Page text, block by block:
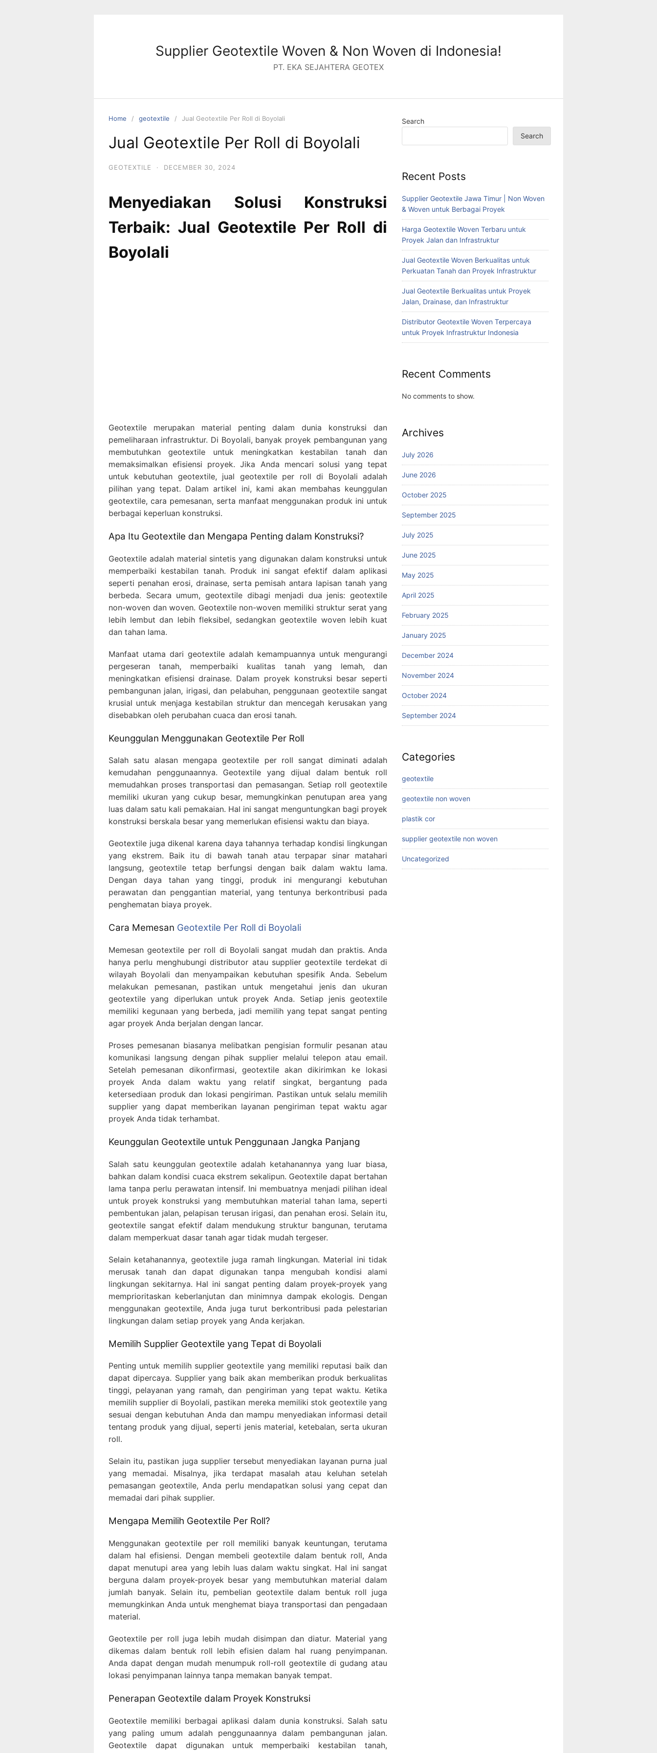
Supplier Geotextile Woven & Non Woven di Indonesia!
PT. EKA SEJAHTERA GEOTEX
Home geotextile Jual Geotextile Per Roll di Boyolali
Jual Geotextile Per Roll di Boyolali
GEOTEXTILE · DECEMBER 30, 2024
Menyediakan Solusi Konstruksi
Terbaik: Jual Geotextile Per Roll di
Boyolali
Geotextile merupakan material penting dalam dunia konstruksi dan
pemeliharaan infrastruktur. Di Boyolali, banyak proyek pembangunan yang
membutuhkan geotextile untuk meningkatkan kestabilan tanah dan
memaksimalkan efisiensi proyek. Jika Anda mencari solusi yang tepat
untuk kebutuhan geotextile, jual geotextile per roll di Boyolali adalah
pilihan yang tepat. Dalam artikel ini, kami akan membahas keunggulan
geotextile, cara pemesanan, serta manfaat menggunakan produk ini untuk
berbagai keperluan konstruksi.
Apa Itu Geotextile dan Mengapa Penting dalam Konstruksi?
Geotextile adalah material sintetis yang digunakan dalam konstruksi untuk
memperbaiki kestabilan tanah. Produk ini sangat efektif dalam aplikasi
seperti penahan erosi, drainase, serta pemisah antara lapisan tanah yang
berbeda. Secara umum, geotextile dibagi menjadi dua jenis: geotextile
non-woven dan woven. Geotextile non-woven memiliki struktur serat yang
lebih lembut dan lebih fleksibel, sedangkan geotextile woven lebih kuat
dan tahan lama.
Manfaat utama dari geotextile adalah kemampuannya untuk mengurangi
pergeseran tanah, memperbaiki kualitas tanah yang lemah, dan
meningkatkan efisiensi drainase. Dalam proyek konstruksi besar seperti
pembangunan jalan, irigasi, dan pelabuhan, penggunaan geotextile sangat
krusial untuk menjaga kestabilan struktur dan mencegah kerusakan yang
disebabkan oleh perubahan cuaca dan erosi tanah.
Keunggulan Menggunakan Geotextile Per Roll
Salah satu alasan mengapa geotextile per roll sangat diminati adalah
kemudahan penggunaannya. Geotextile yang dijual dalam bentuk roll
memudahkan proses transportasi dan pemasangan. Setiap roll geotextile
memiliki ukuran yang cukup besar, memungkinkan penutupan area yang
luas dalam satu kali pemakaian. Hal ini sangat menguntungkan bagi proyek
konstruksi berskala besar yang memerlukan efisiensi waktu dan biaya.
Geotextile juga dikenal karena daya tahannya terhadap kondisi lingkungan
yang ekstrem. Baik itu di bawah tanah atau terpapar sinar matahari
langsung, geotextile tetap berfungsi dengan baik dalam waktu lama.
Dengan daya tahan yang tinggi, produk ini mengurangi kebutuhan
perawatan dan penggantian material, yang tentunya berkontribusi pada
penghematan biaya proyek.
Cara Memesan Geotextile Per Roll di Boyolali
Memesan geotextile per roll di Boyolali sangat mudah dan praktis. Anda
hanya perlu menghubungi distributor atau supplier geotextile terdekat di
wilayah Boyolali dan menyampaikan kebutuhan spesifik Anda. Sebelum
melakukan pemesanan, pastikan untuk mengetahui jenis dan ukuran
geotextile yang diperlukan untuk proyek Anda. Setiap jenis geotextile
memiliki kegunaan yang berbeda, jadi memilih yang tepat sangat penting
agar proyek Anda berjalan dengan lancar.
Proses pemesanan biasanya melibatkan pengisian formulir pesanan atau
komunikasi langsung dengan pihak supplier melalui telepon atau email.
Setelah pemesanan dikonfirmasi, geotextile akan dikirimkan ke lokasi
proyek Anda dalam waktu yang relatif singkat, bergantung pada
ketersediaan produk dan lokasi pengiriman. Pastikan untuk selalu memilih
supplier yang dapat memberikan layanan pengiriman tepat waktu agar
proyek Anda tidak terhambat.
Keunggulan Geotextile untuk Penggunaan Jangka Panjang
Salah satu keunggulan geotextile adalah ketahanannya yang luar biasa,
bahkan dalam kondisi cuaca ekstrem sekalipun. Geotextile dapat bertahan
lama tanpa perlu perawatan intensif. Ini membuatnya menjadi pilihan ideal
untuk proyek konstruksi yang membutuhkan material tahan lama, seperti
pembentukan jalan, pelapisan terusan irigasi, dan penahan erosi. Selain itu,
geotextile sangat efektif dalam mendukung struktur bangunan, terutama
dalam memperkuat dasar tanah agar tidak mudah tergeser.
Selain ketahanannya, geotextile juga ramah lingkungan. Material ini tidak
merusak tanah dan dapat digunakan tanpa mengubah kondisi alami
lingkungan sekitarnya. Hal ini sangat penting dalam proyek-proyek yang
memprioritaskan keberlanjutan dan minimnya dampak ekologis. Dengan
menggunakan geotextile, Anda juga turut berkontribusi pada pelestarian
lingkungan dalam setiap proyek yang Anda kerjakan.
Memilih Supplier Geotextile yang Tepat di Boyolali
Penting untuk memilih supplier geotextile yang memiliki reputasi baik dan
dapat dipercaya. Supplier yang baik akan memberikan produk berkualitas
tinggi, pelayanan yang ramah, dan pengiriman yang tepat waktu. Ketika
memilih supplier di Boyolali, pastikan mereka memiliki stok geotextile yang
sesuai dengan kebutuhan Anda dan mampu menyediakan informasi detail
tentang produk yang dijual, seperti jenis material, ketebalan, serta ukuran
roll.
Selain itu, pastikan juga supplier tersebut menyediakan layanan purna jual
yang memadai. Misalnya, jika terdapat masalah atau keluhan setelah
pemasangan geotextile, Anda perlu mendapatkan solusi yang cepat dan
memadai dari pihak supplier.
Mengapa Memilih Geotextile Per Roll?
Menggunakan geotextile per roll memiliki banyak keuntungan, terutama
dalam hal efisiensi. Dengan membeli geotextile dalam bentuk roll, Anda
dapat menutupi area yang lebih luas dalam waktu singkat. Hal ini sangat
berguna dalam proyek-proyek besar yang membutuhkan material dalam
jumlah banyak. Selain itu, pembelian geotextile dalam bentuk roll juga
memungkinkan Anda untuk menghemat biaya transportasi dan pengadaan
material.
Geotextile per roll juga lebih mudah disimpan dan diatur. Material yang
dikemas dalam bentuk roll lebih efisien dalam hal ruang penyimpanan.
Anda dapat dengan mudah menumpuk roll-roll geotextile di gudang atau
lokasi penyimpanan lainnya tanpa memakan banyak tempat.
Penerapan Geotextile dalam Proyek Konstruksi
Geotextile memiliki berbagai aplikasi dalam dunia konstruksi. Salah satu
yang paling umum adalah penggunaannya dalam pembangunan jalan.
Geotextile dapat digunakan untuk memperbaiki kestabilan tanah,
Search
Search
Recent Posts
Supplier Geotextile Jawa Timur | Non Woven
& Woven untuk Berbagai Proyek
Harga Geotextile Woven Terbaru untuk
Proyek Jalan dan Infrastruktur
Jual Geotextile Woven Berkualitas untuk
Perkuatan Tanah dan Proyek Infrastruktur
Jual Geotextile Berkualitas untuk Proyek
Jalan, Drainase, dan Infrastruktur
Distributor Geotextile Woven Terpercaya
untuk Proyek Infrastruktur Indonesia
Recent Comments
No comments to show.
Archives
July 2026
June 2026
October 2025
September 2025
July 2025
June 2025
May 2025
April 2025
February 2025
January 2025
December 2024
November 2024
October 2024
September 2024
Categories
geotextile
geotextile non woven
plastik cor
supplier geotextile non woven
Uncategorized